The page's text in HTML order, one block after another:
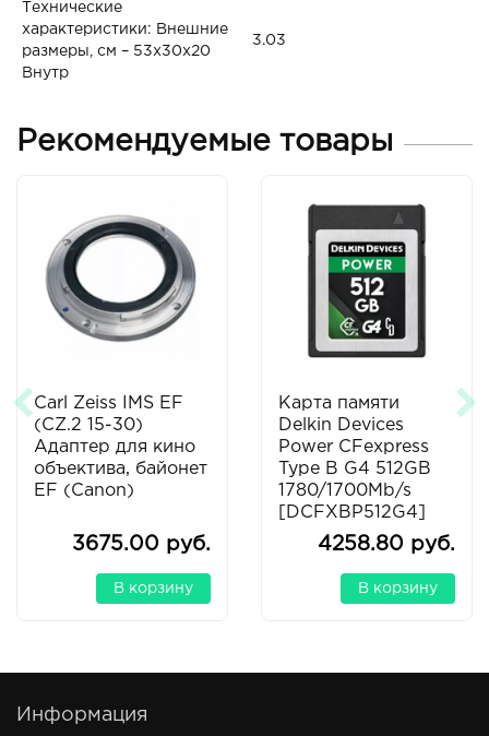
Технические
характеристики: Внешние
размеры, см – 53х30х20
Внутр
3.03
Рекомендуемые товары
Carl Zeiss IMS EF
(CZ.2 15-30)
Адаптер для кино
объектива, байонет
EF (Canon)
3675.00 руб.
В корзину
Карта памяти
Delkin Devices
Power CFexpress
Type B G4 512GB
1780/1700Mb/s
[DCFXBP512G4]
4258.80 руб.
В корзину
Информация